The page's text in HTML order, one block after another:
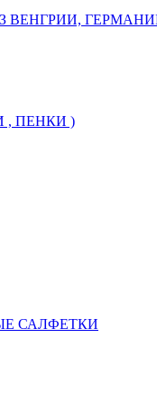
ВЕНГРИИ,
, ПЕНКИ )
САЛФЕТКИ